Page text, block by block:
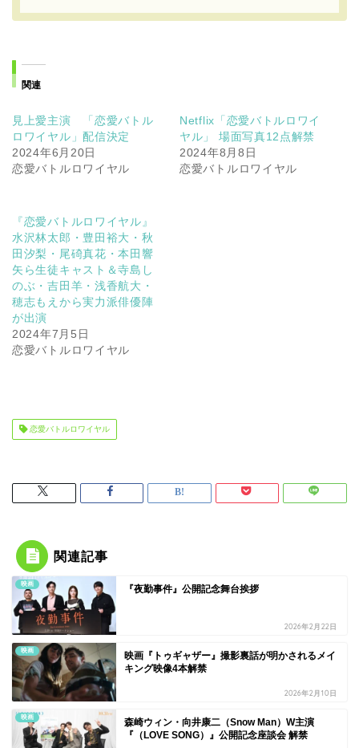
関連
見上愛主演 「恋愛バトル
ロワイヤル」配信決定
2024年6月20日
恋愛バトルロワイヤル
Netflix「恋愛バトルロワイ
ヤル」 場面写真12点解禁
2024年8月8日
恋愛バトルロワイヤル
『恋愛バトルロワイヤル』
水沢林太郎・豊田裕大・秋
田汐梨・尾碕真花・本田響
矢ら生徒キャスト＆寺島し
のぶ・吉田羊・浅香航大・
穂志もえから実力派俳優陣
が出演
2024年7月5日
恋愛バトルロワイヤル
恋愛バトルロワイヤル
関連記事
映画 『夜勤事件』公開記念舞台挨拶
2026年2月22日
映画
映画『トゥギャザー』撮影裏話が明かされるメイ
キング映像4本解禁
2026年2月10日
映画
森崎ウィン・向井康二（Snow Man）W主演
『（LOVE SONG）』公開記念座談会 解禁